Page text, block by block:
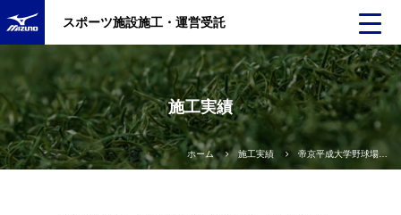
スポーツ施設施工・運営受託
施工実績
ホーム 施工実績